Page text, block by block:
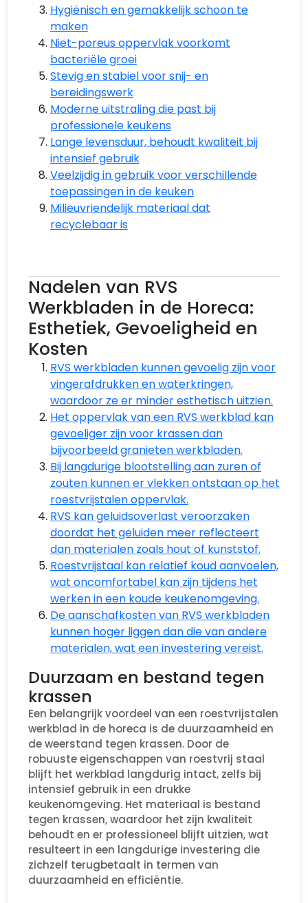
Hygiënisch en gemakkelijk schoon te
maken
Niet-poreus oppervlak voorkomt
bacteriële groei
Stevig en stabiel voor snij- en
bereidingswerk
Moderne uitstraling die past bij
professionele keukens
Lange levensduur, behoudt kwaliteit bij
intensief gebruik
Veelzijdig in gebruik voor verschillende
toepassingen in de keuken
Milieuvriendelijk materiaal dat
recyclebaar is
Nadelen van RVS
Werkbladen in de Horeca:
Esthetiek, Gevoeligheid en
Kosten
RVS werkbladen kunnen gevoelig zijn voor
vingerafdrukken en waterkringen,
waardoor ze er minder esthetisch uitzien.
Het oppervlak van een RVS werkblad kan
gevoeliger zijn voor krassen dan
bijvoorbeeld granieten werkbladen.
Bij langdurige blootstelling aan zuren of
zouten kunnen er vlekken ontstaan op het
roestvrijstalen oppervlak.
RVS kan geluidsoverlast veroorzaken
doordat het geluiden meer reflecteert
dan materialen zoals hout of kunststof.
Roestvrijstaal kan relatief koud aanvoelen,
wat oncomfortabel kan zijn tijdens het
werken in een koude keukenomgeving.
De aanschafkosten van RVS werkbladen
kunnen hoger liggen dan die van andere
materialen, wat een investering vereist.
Duurzaam en bestand tegen
krassen
Een belangrijk voordeel van een roestvrijstalen
werkblad in de horeca is de duurzaamheid en
de weerstand tegen krassen. Door de
robuuste eigenschappen van roestvrij staal
blijft het werkblad langdurig intact, zelfs bij
intensief gebruik in een drukke
keukenomgeving. Het materiaal is bestand
tegen krassen, waardoor het zijn kwaliteit
behoudt en er professioneel blijft uitzien, wat
resulteert in een langdurige investering die
zichzelf terugbetaalt in termen van
duurzaamheid en efficiëntie.